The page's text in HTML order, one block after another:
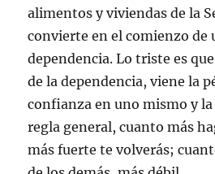
alimentos y viviendas de la
convierte en el comienzo de
dependencia. Lo triste es
de la dependencia, viene la
confianza en uno mismo y
regla general, cuanto más
más fuerte te volverás;